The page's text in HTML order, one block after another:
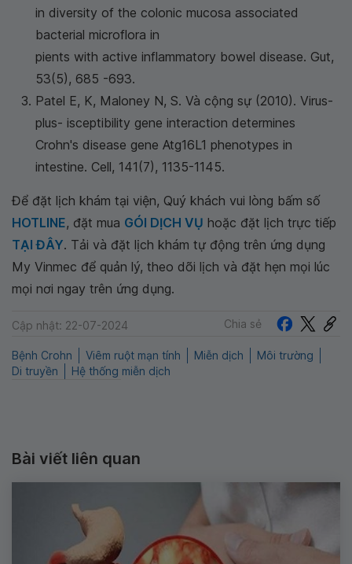
in diversity of the colonic mucosa associated
bacterial microflora in
pients with active inflammatory bowel disease. Gut,
53(5), 685 -693.
Patel E, K, Maloney N, S. Và cộng sự (2010). Virus-
plus- isceptibility gene interaction determines
Crohn's disease gene Atg16L1 phenotypes in
intestine. Cell, 141(7), 1135-1145.
Để đặt lịch khám tại viện, Quý khách vui lòng bấm số
HOTLINE, đặt mua GÓI DỊCH VỤ hoặc đặt lịch trực tiếp
TẠI ĐÂY. Tải và đặt lịch khám tự động trên ứng dụng
My Vinmec để quản lý, theo dõi lịch và đặt hẹn mọi lúc
mọi nơi ngay trên ứng dụng.
Cập nhật: 22-07-2024 Chia sẻ
Bệnh Crohn Viêm ruột mạn tính Miễn dịch
Môi trường
Di truyền
Hệ thống miễn dịch
Bài viết liên quan